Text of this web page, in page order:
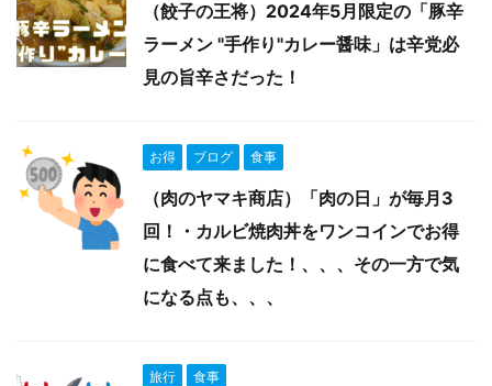
（餃子の王将）2024年5月限定の「豚辛
ラーメン "手作り"カレー醤味」は辛党必
見の旨辛さだった！
お得 ブログ 食事
（肉のヤマキ商店）「肉の日」が毎月3
回！・カルビ焼肉丼をワンコインでお得
に食べて来ました！、、、その一方で気
になる点も、、、
旅行 食事